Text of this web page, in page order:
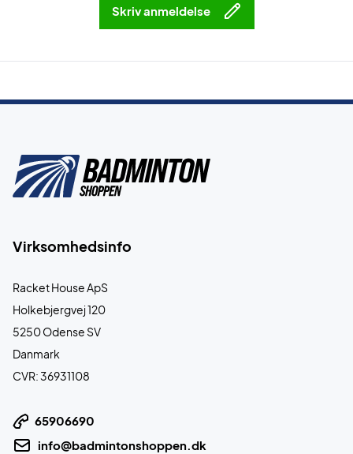
Skriv anmeldelse
Virksomhedsinfo
Racket House ApS
Holkebjergvej 120
5250 Odense SV
Danmark
CVR: 36931108
65906690
info@badmintonshoppen.dk